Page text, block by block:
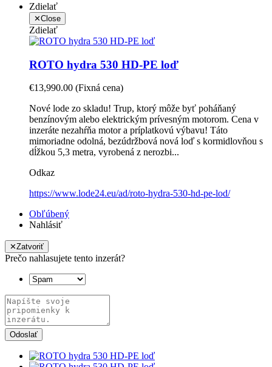
Zdielať
✕Close
Zdielať
ROTO hydra 530 HD-PE loď
€13,990.00 (Fixná cena)
Nové lode zo skladu! Trup, ktorý môže byť poháňaný
benzínovým alebo elektrickým prívesným motorom. Cena v
inzeráte nezahŕňa motor a príplatkovú výbavu! Táto
mimoriadne odolná, bezúdržbová nová loď s kormidlovňou s
dĺžkou 5,3 metra, vyrobená z nerozbi...
Odkaz
https://www.lode24.eu/ad/roto-hydra-530-hd-pe-lod/
Obľúbený
Nahlásiť
✕Zatvoriť
Prečo nahlasujete tento inzerát?
Odoslať